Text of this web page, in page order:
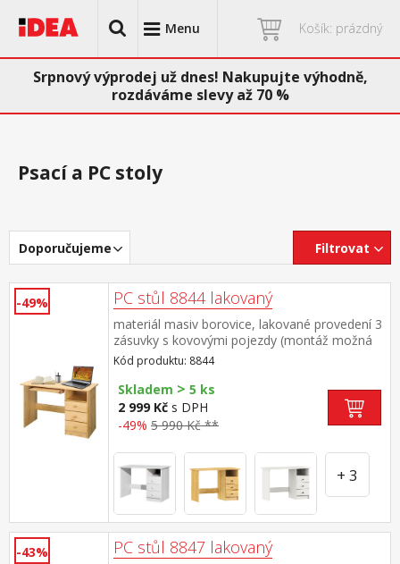
Menu Košík: prázdný
Srpnový výprodej už dnes! Nakupujte výhodně,
rozdáváme slevy až 70 %
Psací a PC stoly
Doporučujeme Filtrovat
-49% PC stůl 8844 lakovaný
materiál masiv borovice, lakované provedení 3
zásuvky s kovovými pojezdy (montáž možná
pouze na pravou stranu) rozměr zásuvky
(š/h/v) 27,9 × 30,7 × 10,5 cm výsuv není
součástí dodávky ke stolu je možno dokoupit
výsuvnou desku na klávesnici 8840
Kód produktu: 8844
Skladem > 5 ks
2 999 Kč s DPH
-49% 5 990 Kč **
+ 3
-43% PC stůl 8847 lakovaný